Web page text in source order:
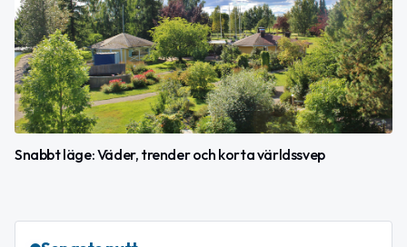
Snabbt läge: Väder, trender och korta världssvep